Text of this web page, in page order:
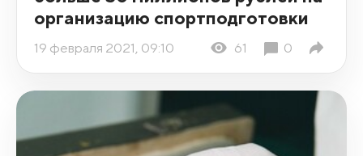
организацию спортподготовки
19 февраля 2021, 09:10 61 0